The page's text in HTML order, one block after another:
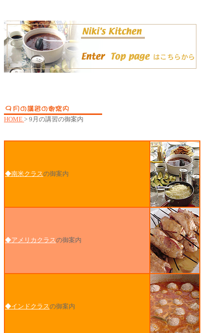
HOME > 9月の講習の御案内
◆南米クラスの御案内
◆アメリカクラスの御案内
◆インドクラスの御案内